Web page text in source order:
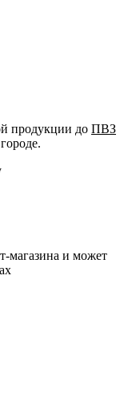
продукции до ПВЗ
магазина и может